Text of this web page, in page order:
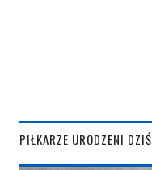
PIŁKARZE URODZENI DZIŚ